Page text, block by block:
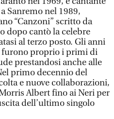
Sanremo nel 1989,
“Canzoni” scritto da
dopo cantò la celebre
al terzo posto. Gli anni
furono proprio i primi di
prestandosi anche alle
primo decennio del
e nuove collaborazioni,
Albert fino ai Neri per
dell’ultimo singolo